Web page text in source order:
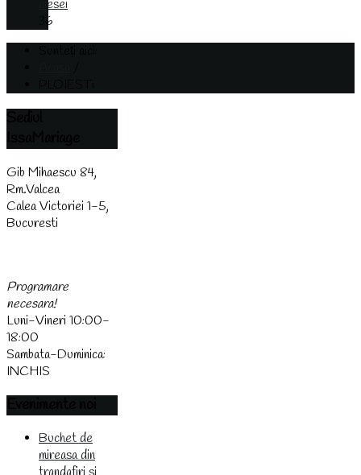
mesei
36
Gib Mihaescu 84,
Rm.Valcea
Calea Victoriei 1-5,
Bucuresti
Programare
necesara!
Luni-Vineri 10:00-
18:00
Sambata-Duminica:
INCHIS
Buchet de
mireasa din